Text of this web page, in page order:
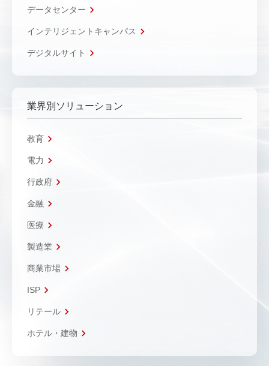
データセンター
インテリジェントキャンパス
デジタルサイト
業界別ソリューション
教育
電力
行政府
金融
医療
製造業
商業市場
ISP
リテール
ホテル・建物